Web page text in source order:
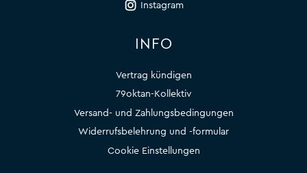
Instagram
INFO
Vertrag kündigen
79oktan-Kollektiv
Versand- und Zahlungsbedingungen
Widerrufsbelehrung und -formular
Cookie Einstellungen